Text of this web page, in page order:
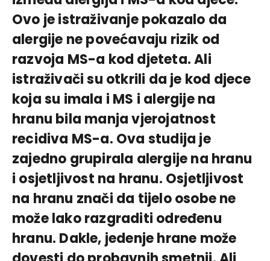
Ovo je istraživanje pokazalo da
alergije ne povećavaju rizik od
razvoja MS-a kod djeteta. Ali
istraživači su otkrili da je kod djece
koja su imala i MS i alergije na
hranu bila manja vjerojatnost
recidiva MS-a. Ova studija je
zajedno grupirala alergije na hranu
i osjetljivost na hranu. Osjetljivost
na hranu znači da tijelo osobe ne
može lako razgraditi određenu
hranu. Dakle, jedenje hrane može